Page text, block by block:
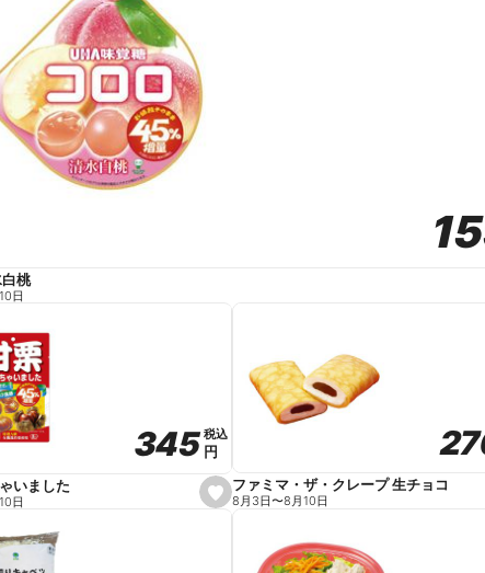
桃
日
s
e
345
345税込
税込
円
円
いました
日
ファミマ・ザ・クレープ 生チョコ
8月3日〜8月10日